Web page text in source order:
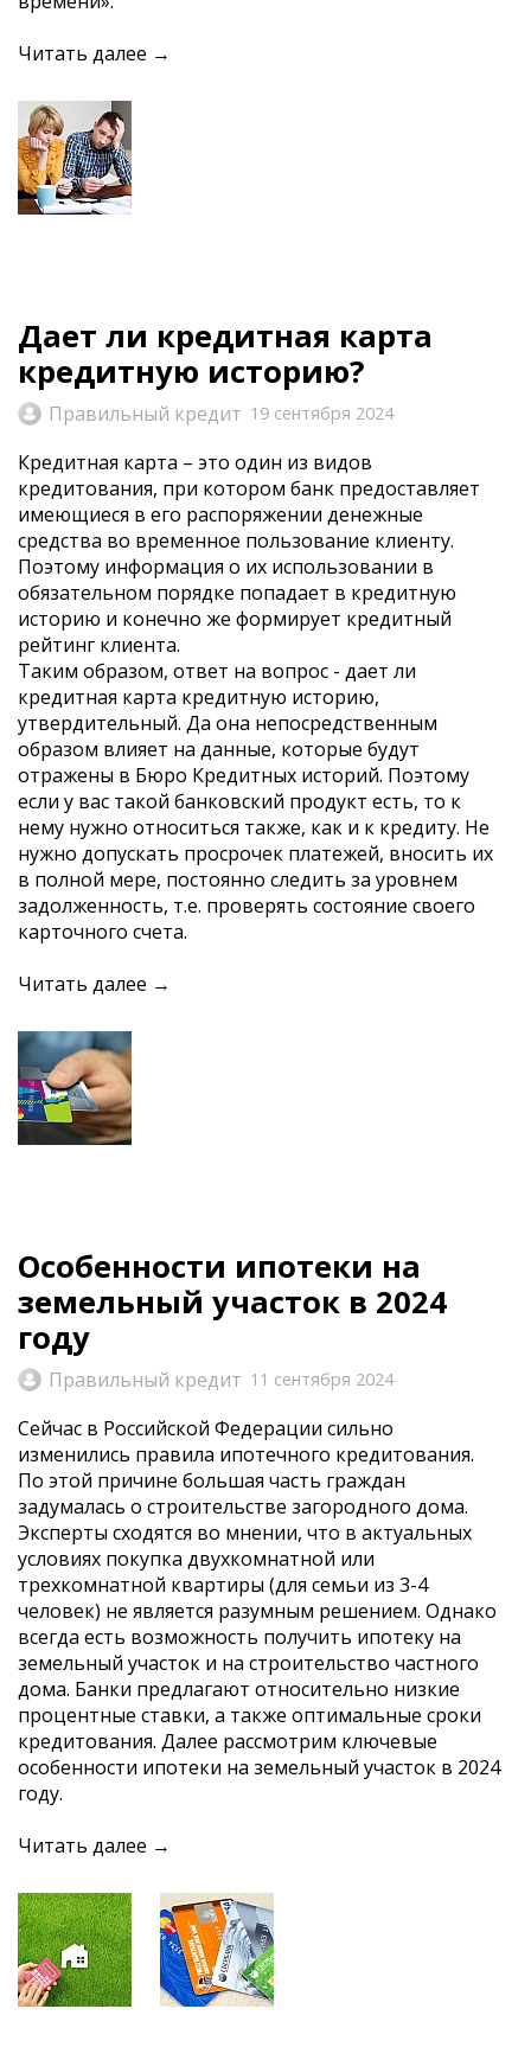
Читать далее →
Дает ли кредитная карта
кредитную историю?
Правильный кредит 19 сентября 2024
Кредитная карта – это один из видов
кредитования, при котором банк предоставляет
имеющиеся в его распоряжении денежные
средства во временное пользование клиенту.
Поэтому информация о их использовании в
обязательном порядке попадает в кредитную
историю и конечно же формирует кредитный
рейтинг клиента.
Таким образом, ответ на вопрос - дает ли
кредитная карта кредитную историю,
утвердительный. Да она непосредственным
образом влияет на данные, которые будут
отражены в Бюро Кредитных историй. Поэтому
если у вас такой банковский продукт есть, то к
нему нужно относиться также, как и к кредиту. Не
нужно допускать просрочек платежей, вносить их
в полной мере, постоянно следить за уровнем
задолженность, т.е. проверять состояние своего
карточного счета.
Читать далее →
Особенности ипотеки на
земельный участок в 2024
году
Правильный кредит 11 сентября 2024
Сейчас в Российской Федерации сильно
изменились правила ипотечного кредитования.
По этой причине большая часть граждан
задумалась о строительстве загородного дома.
Эксперты сходятся во мнении, что в актуальных
условиях покупка двухкомнатной или
трехкомнатной квартиры (для семьи из 3-4
человек) не является разумным решением. Однако
всегда есть возможность получить ипотеку на
земельный участок и на строительство частного
дома. Банки предлагают относительно низкие
процентные ставки, а также оптимальные сроки
кредитования. Далее рассмотрим ключевые
особенности ипотеки на земельный участок в 2024
году.
Читать далее →